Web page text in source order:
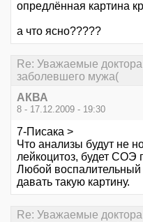
опредлённая картина
а что ясно?????
Re: Уважаемые
заболевшего мужа(
АКВА
8 - 17.12.2009 - 19:30
7-Писака >
Что анализы будут не
лейкоцитоз, будет
Любой воспалительный
давать такую картину.
Re: Уважаемые